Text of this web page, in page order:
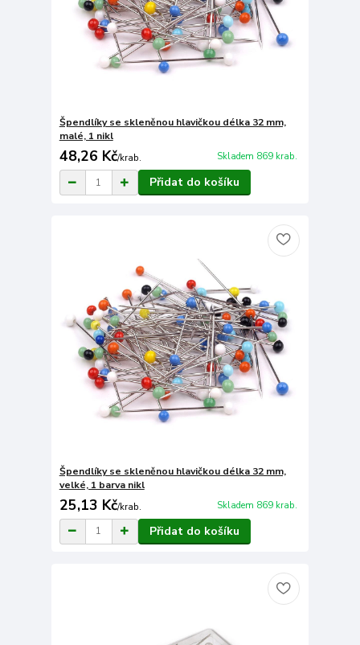
Špendlíky se skleněnou hlavičkou délka 32 mm,
malé, 1 nikl
48,26 Kč/krab. Skladem 869 krab.
Přidat do košíku
Špendlíky se skleněnou hlavičkou délka 32 mm,
velké, 1 barva nikl
25,13 Kč/krab. Skladem 869 krab.
Přidat do košíku